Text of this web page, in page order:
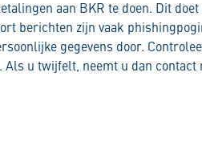
aan BKR te doen. Dit doet
berichten zijn vaak
gegevens door.
u twijfelt, neemt u dan contact